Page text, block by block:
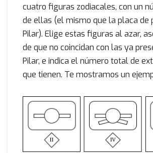
cuatro figuras zodiacales, con un
de ellas (el mismo que la placa de
Pilar). Elige estas figuras al azar,
de que no coincidan con las ya
Pilar, e indica el número total de
que tienen. Te mostramos un